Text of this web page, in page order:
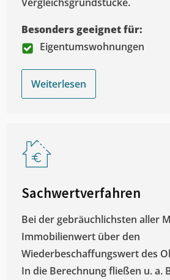
Besonders geeignet für:
Eigentumswohnungen
Weiterlesen
Sachwertverfahren
Bei der gebräuchlichsten aller
Immobilienwert über den
Wiederbeschaffungswert des
In die Berechnung fließen u. a.